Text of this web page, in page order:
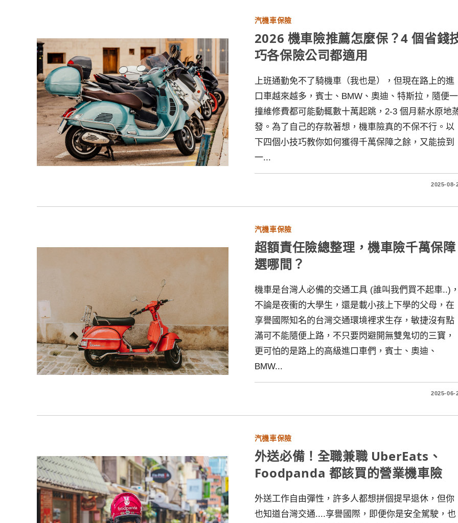
汽機車保險
2026 機車險推薦怎麼保？4 個省錢
巧各保險公司都適用
上班通勤免不了騎機車（我也是），但現在路上的進
口車越來越多，賓士、BMW、奧迪、特斯拉，隨便一
撞維修費都可能動輒數十萬起跳，2-3 個月薪水原地
發。為了自己的存款著想，機車險真的不保不行。以
下四個小技巧教你如何獲得千萬保障之餘，又能撿到
一...
2025-08-
汽機車保險
超額責任險總整理，機車險千萬保障
選哪間？
機車是台灣人必備的交通工具 (誰叫我們買不起車..)
不論是夜衝的大學生，還是載小孩上下學的父母，在
享譽國際知名的台灣交通環境裡求生存，敏捷沒有點
滿可不能隨便上路，不只要閃避開無雙鬼切的三寶，
更可怕的是路上的高級進口車們，賓士、奧迪、
BMW...
2025-06-
汽機車保險
外送必備！全職兼職 UberEats、
Foodpanda 都該買的營業機車險
外送工作自由彈性，許多人都想拼個提早退休，但你
也知道台灣交通....享譽國際，即便你是安全駕駛，也